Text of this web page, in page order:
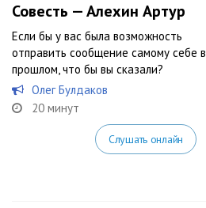
Совесть — Алехин Артур
Если бы у вас была возможность
отправить сообщение самому себе в
прошлом, что бы вы сказали?
Олег Булдаков
20 минут
Слушать онлайн